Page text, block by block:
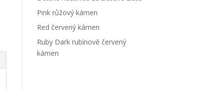
Pink růžový kámen
Red červený kámen
Ruby Dark rubínově červený
kámen